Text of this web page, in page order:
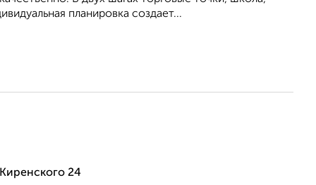
планировка создает...
24